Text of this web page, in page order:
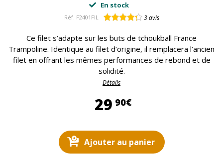
En stock
Réf. F2401FIL 3avis
Ce filet s’adapte sur les buts de tchoukball France
Trampoline. Identique au filet d’origine, il remplacera l’ancien
filet en offrant les mêmes performances de rebond et de
solidité.
Détails
29 90€29,90 €
Ajouter au panier